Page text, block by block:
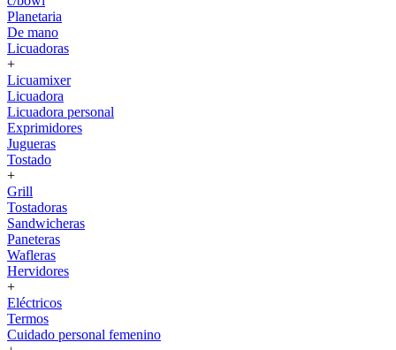
Planetaria
De mano
Licuadoras
+
Licuamixer
Licuadora
Licuadora personal
Exprimidores
Jugueras
Tostado
+
Grill
Tostadoras
Sandwicheras
Paneteras
Wafleras
Hervidores
+
Eléctricos
Termos
Cuidado personal femenino